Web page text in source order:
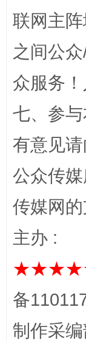
招工
网上
联网主
之间公
众服务！
七、参
有意见
公众传
传媒网
主办 :
备
制作采